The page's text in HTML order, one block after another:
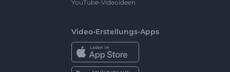
YouTube-Videoideen
Video-Erstellungs-Apps